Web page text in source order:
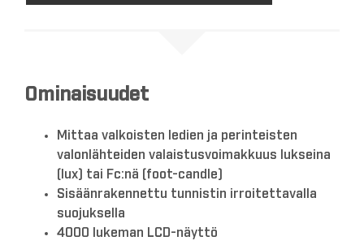
Ominaisuudet
Mittaa valkoisten ledien ja perinteisten
valonlähteiden valaistusvoimakkuus lukseina
(lux) tai Fc:nä (foot-candle)
Sisäänrakennettu tunnistin irroitettavalla
suojuksella
4000 lukeman LCD-näyttö